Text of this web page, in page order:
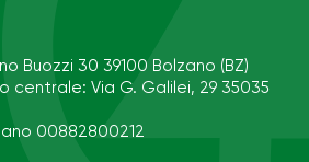
Buozzi 30 39100 Bolzano (BZ)
centrale: Via G. Galilei, 29 35035
00882800212